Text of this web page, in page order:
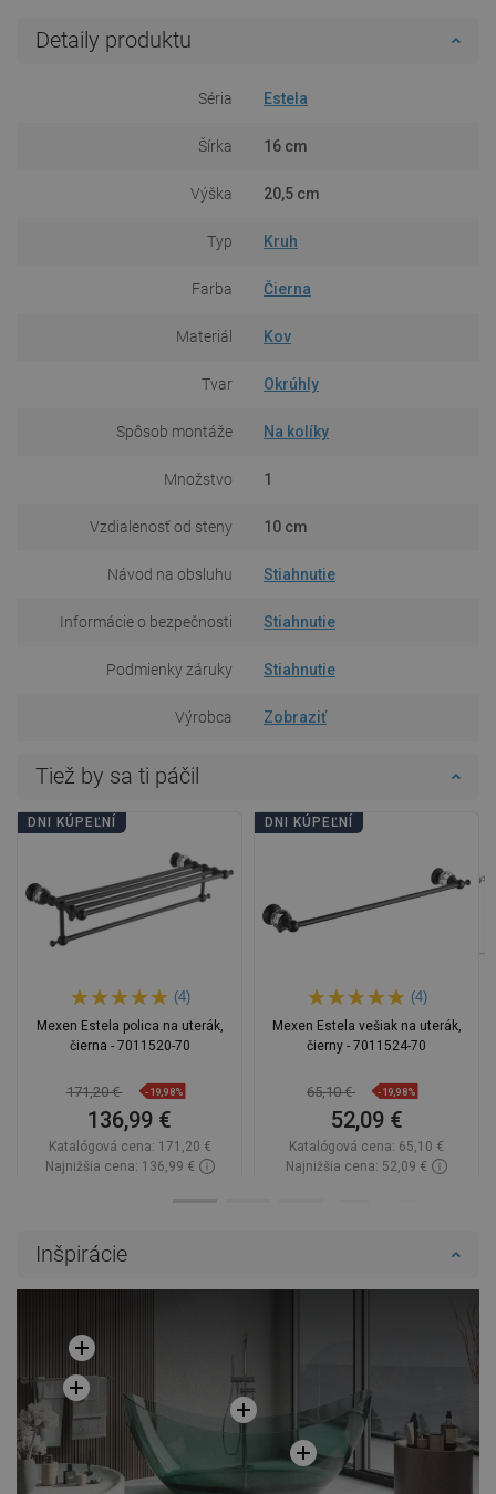
Detaily produktu
Séria Estela
Šírka 16 cm
Výška 20,5 cm
Typ Kruh
Farba Čierna
Materiál Kov
Tvar Okrúhly
Spôsob montáže Na kolíky
Množstvo 1
Vzdialenosť od steny 10 cm
Návod na obsluhu Stiahnutie
Informácie o bezpečnosti Stiahnutie
Podmienky záruky Stiahnutie
Výrobca Zobraziť
Tiež by sa ti páčil
DNI KÚPEĽNÍ
(4)
Mexen Estela polica na uterák,
čierna - 7011520-70
171,20 € -19,98%
136,99 €
Katalógová cena: 171,20 €
Najnižšia cena: 136,99 €
DNI KÚPEĽNÍ
(4)
Mexen Estela vešiak na uterák,
čierny - 7011524-70
65,10 € -19,98%
52,09 €
Katalógová cena: 65,10 €
Najnižšia cena: 52,09 €
Inšpirácie